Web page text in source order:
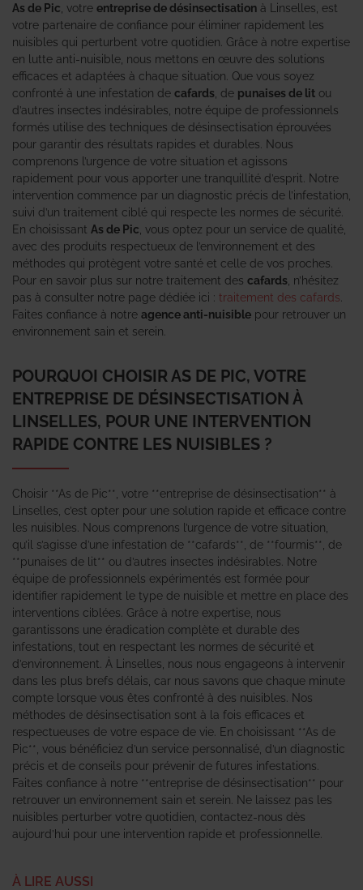
As de Pic , votre entreprise de désinsectisation à Linselles, est
votre partenaire de confiance pour éliminer rapidement les
nuisibles qui perturbent votre quotidien. Grâce à notre expertise
en lutte anti-nuisible, nous mettons en œuvre des solutions
efficaces et adaptées à chaque situation. Que vous soyez
confronté à une infestation de cafards , de punaises de lit ou
d’autres insectes indésirables, notre équipe de professionnels
formés utilise des techniques de désinsectisation éprouvées
pour garantir des résultats rapides et durables. Nous
comprenons l’urgence de votre situation et agissons
rapidement pour vous apporter une tranquillité d’esprit. Notre
intervention commence par un diagnostic précis de l’infestation,
suivi d’un traitement ciblé qui respecte les normes de sécurité.
En choisissant As de Pic , vous optez pour un service de qualité,
avec des produits respectueux de l’environnement et des
méthodes qui protègent votre santé et celle de vos proches.
Pour en savoir plus sur notre traitement des cafards , n’hésitez
pas à consulter notre page dédiée ici : traitement des cafards
Faites confiance à notre agence anti-nuisible pour retrouver un
environnement sain et serein.
POURQUOI CHOISIR AS DE PIC, VOTRE
ENTREPRISE DE DÉSINSECTISATION À
LINSELLES, POUR UNE INTERVENTION
RAPIDE CONTRE LES NUISIBLES ?
Choisir **As de Pic**, votre **entreprise de désinsectisation** à
Linselles, c’est opter pour une solution rapide et efficace contre
les nuisibles. Nous comprenons l’urgence de votre situation,
qu’il s’agisse d’une infestation de **cafards**, de **fourmis**, de
**punaises de lit** ou d’autres insectes indésirables. Notre
équipe de professionnels expérimentés est formée pour
identifier rapidement le type de nuisible et mettre en place des
interventions ciblées. Grâce à notre expertise, nous
garantissons une éradication complète et durable des
infestations, tout en respectant les normes de sécurité et
d’environnement. À Linselles, nous nous engageons à intervenir
dans les plus brefs délais, car nous savons que chaque minute
compte lorsque vous êtes confronté à des nuisibles. Nos
méthodes de désinsectisation sont à la fois efficaces et
respectueuses de votre espace de vie. En choisissant **As de
Pic**, vous bénéficiez d’un service personnalisé, d’un diagnostic
précis et de conseils pour prévenir de futures infestations.
Faites confiance à notre **entreprise de désinsectisation** pour
retrouver un environnement sain et serein. Ne laissez pas les
nuisibles perturber votre quotidien, contactez-nous dès
aujourd’hui pour une intervention rapide et professionnelle.
À LIRE AUSSI